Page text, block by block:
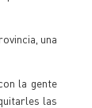
una
la gente
las